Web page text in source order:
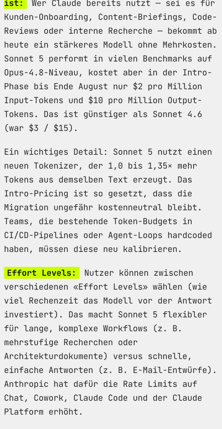
ist:
Wer Claude bereits nutzt — sei es für
Kunden-Onboarding, Content-Briefings, Code-
Reviews oder interne Recherche — bekommt ab
heute ein stärkeres Modell ohne Mehrkosten.
Sonnet 5 performt in vielen Benchmarks auf
Opus-4.8-Niveau, kostet aber in der Intro-
Phase bis Ende August nur $2 pro Million
Input-Tokens und $10 pro Million Output-
Tokens. Das ist günstiger als Sonnet 4.6
(war $3 / $15).
Ein wichtiges Detail: Sonnet 5 nutzt einen
neuen Tokenizer, der 1,0 bis 1,35× mehr
Tokens aus demselben Text erzeugt. Das
Intro-Pricing ist so gesetzt, dass die
Migration ungefähr kostenneutral bleibt.
Teams, die bestehende Token-Budgets in
CI/CD-Pipelines oder Agent-Loops hardcoded
haben, müssen diese neu kalibrieren.
Effort Levels:
Nutzer können zwischen
verschiedenen «Effort Levels» wählen (wie
viel Rechenzeit das Modell vor der Antwort
investiert). Das macht Sonnet 5 flexibler
für lange, komplexe Workflows (z. B.
mehrstufige Recherchen oder
Architekturdokumente) versus schnelle,
einfache Antworten (z. B. E-Mail-Entwürfe).
Anthropic hat dafür die Rate Limits auf
Chat, Cowork, Claude Code und der Claude
Platform erhöht.